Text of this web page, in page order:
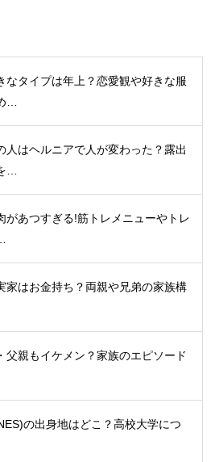
なタイプは年上？恋愛観や好きな服
…
人はヘルニアで人が変わった？露出
…
があつすぎる!筋トレメニューやトレ
家はお金持ち？両親や兄弟の家族構
父親もイケメン？家族のエピソード
の出身地はどこ？高校大学につ